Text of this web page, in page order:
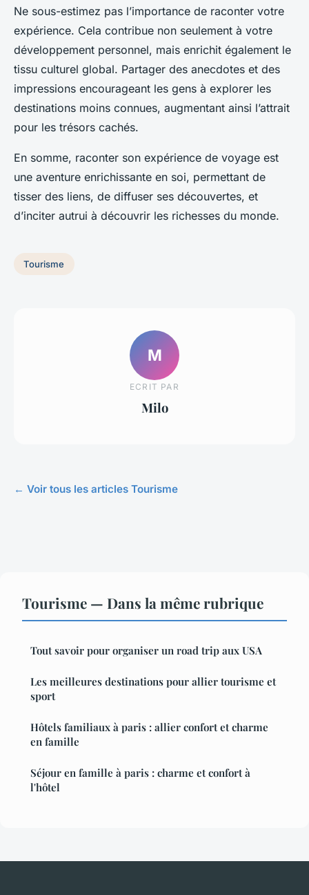
Ne sous-estimez pas l’importance de raconter votre
expérience. Cela contribue non seulement à votre
développement personnel, mais enrichit également le
tissu culturel global. Partager des anecdotes et des
impressions encourageant les gens à explorer les
destinations moins connues, augmentant ainsi l’attrait
pour les trésors cachés.
En somme, raconter son expérience de voyage est
une aventure enrichissante en soi, permettant de
tisser des liens, de diffuser ses découvertes, et
d’inciter autrui à découvrir les richesses du monde.
Tourisme
M
ECRIT PAR
Milo
← Voir tous les articles Tourisme
Tourisme — Dans la même rubrique
Tout savoir pour organiser un road trip aux USA
Les meilleures destinations pour allier tourisme et
sport
Hôtels familiaux à paris : allier confort et charme
en famille
Séjour en famille à paris : charme et confort à
l'hôtel